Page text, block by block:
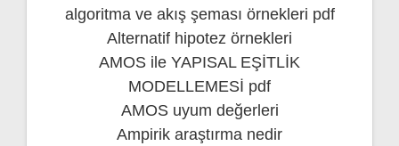
algoritma ve akış şeması örnekleri pdf
Alternatif hipotez örnekleri
AMOS ile YAPISAL EŞİTLİK
MODELLEMESİ pdf
AMOS uyum değerleri
Ampirik araştırma nedir